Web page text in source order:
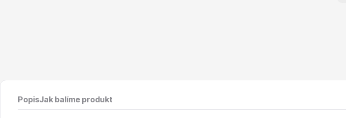
Vodní rostliny Růže KORDES
PopisJak balíme produkt